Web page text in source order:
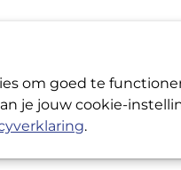
om goed te
je jouw cookie-
.